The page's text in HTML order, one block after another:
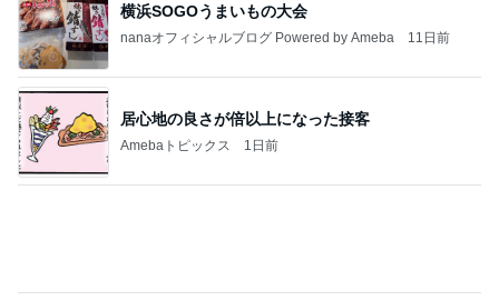
横浜SOGOうまいもの大会
nanaオフィシャルブログ Powered by Ameba 11日前
居心地の良さが倍以上になった接客
Amebaトピックス 1日前